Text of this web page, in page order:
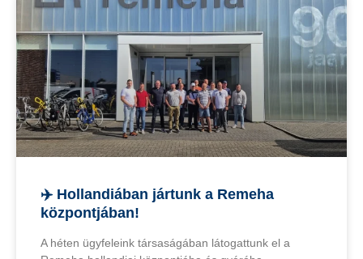
✈️ Hollandiában jártunk a Remeha
központjában!
A héten ügyfeleink társaságában látogattunk el a